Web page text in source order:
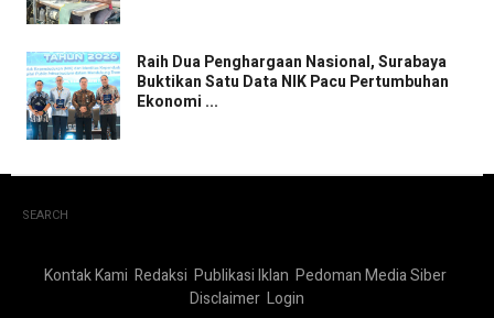
Raih Dua Penghargaan Nasional, Surabaya
Buktikan Satu Data NIK Pacu Pertumbuhan
Ekonomi ...
SEARCH
Kontak Kami Redaksi Publikasi Iklan Pedoman Media Siber
Disclaimer Login